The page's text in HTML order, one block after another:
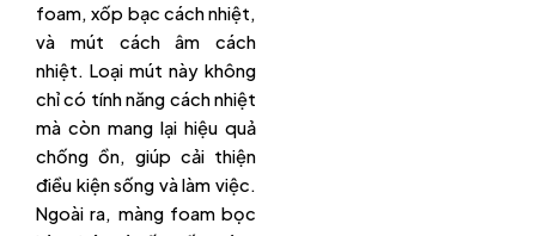
foam, xốp bạc cách nhiệt,
và mút cách âm cách
nhiệt. Loại mút này không
chỉ có tính năng cách nhiệt
mà còn mang lại hiệu quả
chống ồn, giúp cải thiện
điều kiện sống và làm việc.
Ngoài ra, màng foam bọc